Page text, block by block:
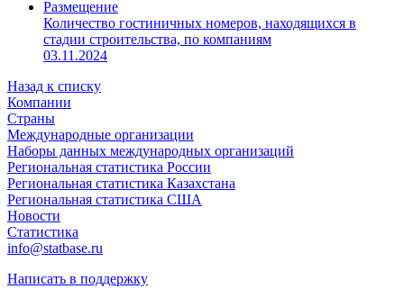
Размещение
Количество гостиничных номеров, находящихся в
стадии строительства, по компаниям
03.11.2024
Назад к списку
Компании
Страны
Международные организации
Наборы данных международных организаций
Региональная статистика России
Региональная статистика Казахстана
Региональная статистика США
Новости
Статистика
info@statbase.ru
Написать в поддержку